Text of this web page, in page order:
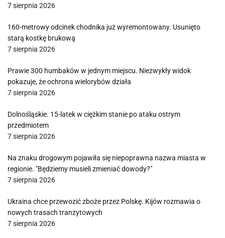
7 sierpnia 2026
160-metrowy odcinek chodnika już wyremontowany. Usunięto
starą kostkę brukową
7 sierpnia 2026
Prawie 300 humbaków w jednym miejscu. Niezwykły widok
pokazuje, że ochrona wielorybów działa
7 sierpnia 2026
Dolnośląskie. 15-latek w ciężkim stanie po ataku ostrym
przedmiotem
7 sierpnia 2026
Na znaku drogowym pojawiła się niepoprawna nazwa miasta w
regionie. "Będziemy musieli zmieniać dowody?"
7 sierpnia 2026
Ukraina chce przewozić zboże przez Polskę. Kijów rozmawia o
nowych trasach tranzytowych
7 sierpnia 2026